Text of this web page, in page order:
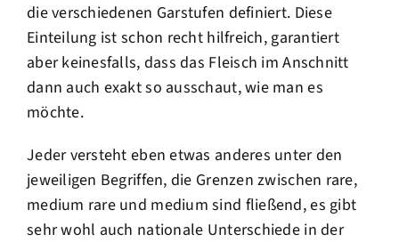
die verschiedenen Garstufen definiert. Diese
Einteilung ist schon recht hilfreich, garantiert
aber keinesfalls, dass das Fleisch im Anschnitt
dann auch exakt so ausschaut, wie man es
möchte.
Jeder versteht eben etwas anderes unter den
jeweiligen Begriffen, die Grenzen zwischen rare,
medium rare und medium sind fließend, es gibt
sehr wohl auch nationale Unterschiede in der